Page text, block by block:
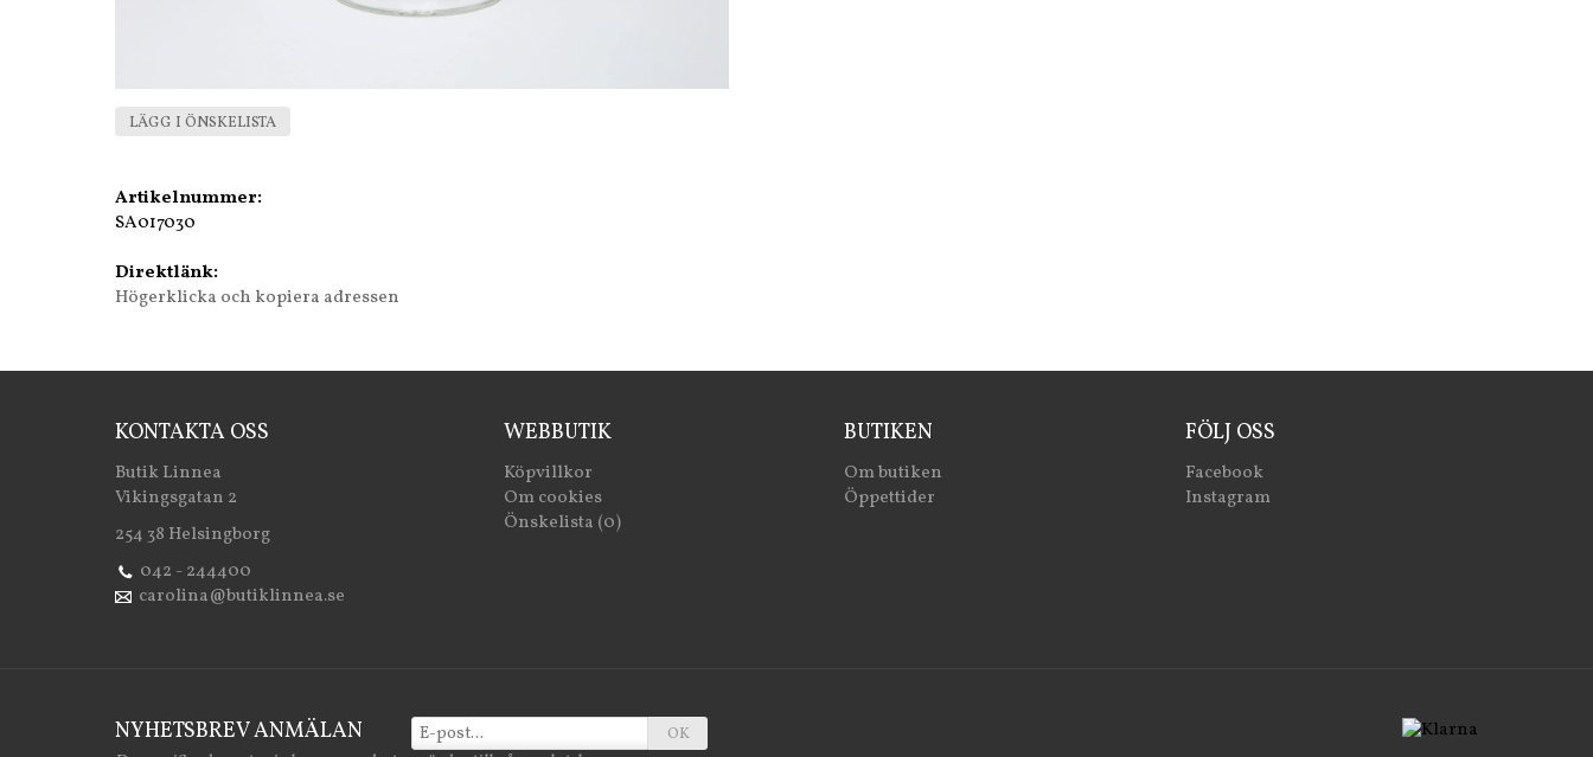
LÄGG I ÖNSKELISTA
Artikelnummer:
SA017030
Direktlänk:
Högerklicka och kopiera adressen
KONTAKTA OSS
Butik Linnea
Vikingsgatan 2
254 38 Helsingborg
042 - 244400
carolina@butiklinnea.se
WEBBUTIK
Köpvillkor
Om cookies
Önskelista (0)
BUTIKEN
Om butiken
Öppettider
FÖLJ OSS
Facebook
Instagram
NYHETSBREV ANMÄLAN OK